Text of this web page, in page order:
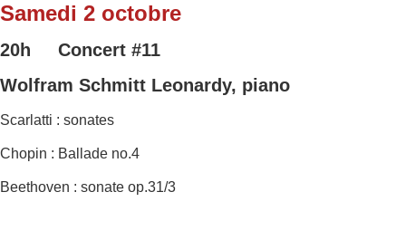
Samedi 2 octobre
20h Concert #11
Wolfram Schmitt Leonardy, piano
Scarlatti : sonates
Chopin : Ballade no.4
Beethoven : sonate op.31/3